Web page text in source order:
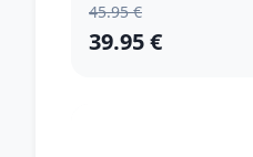
45.95 €
39.95 €